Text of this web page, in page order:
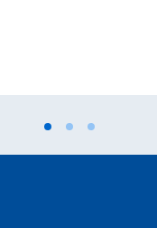
della tragedia di
dell’Ambasciatore